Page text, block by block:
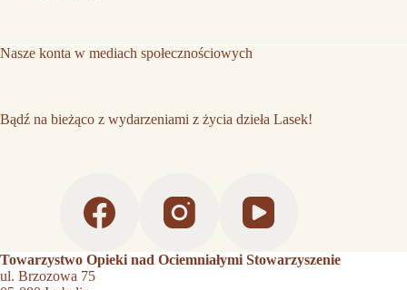
Nasze konta w mediach społecznościowych
Bądź na bieżąco z wydarzeniami z życia dzieła Lasek!
Towarzystwo Opieki nad Ociemniałymi Stowarzyszenie
ul. Brzozowa 75